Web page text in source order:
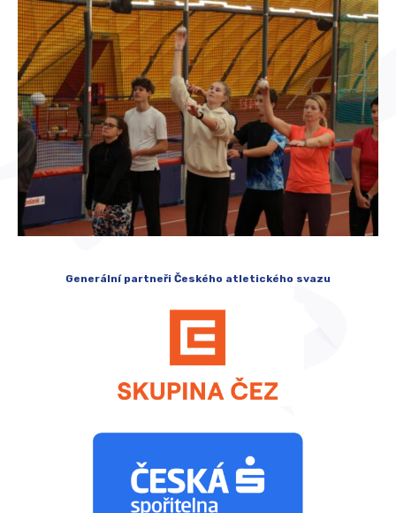
Generální partneři Českého atletického svazu